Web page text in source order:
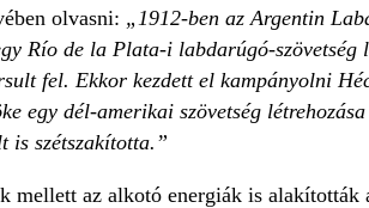
olvasni: „1912-ben az Argentin
Río de la Plata-i labdarúgó-szövetség
fel. Ekkor kezdett el kampányolni
egy dél-amerikai szövetség
is szétszakította.”
az alkotó energiák is alakították